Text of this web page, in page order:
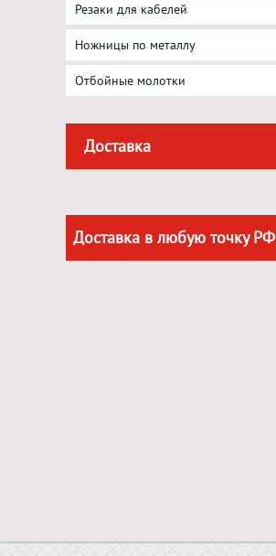
Резаки для кабелей
Ножницы по металлу
Отбойные молотки
Доставка
Доставка в любую точку РФ